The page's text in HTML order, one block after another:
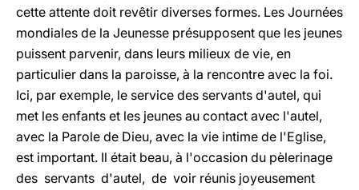
cette attente doit revêtir diverses formes. Les Journées
mondiales de la Jeunesse présupposent que les jeunes
puissent parvenir, dans leurs milieux de vie, en
particulier dans la paroisse, à la rencontre avec la foi.
Ici, par exemple, le service des servants d'autel, qui
met les enfants et les jeunes au contact avec l'autel,
avec la Parole de Dieu, avec la vie intime de l'Eglise,
est important. Il était beau, à l'occasion du pèlerinage
des servants d'autel, de voir réunis joyeusement